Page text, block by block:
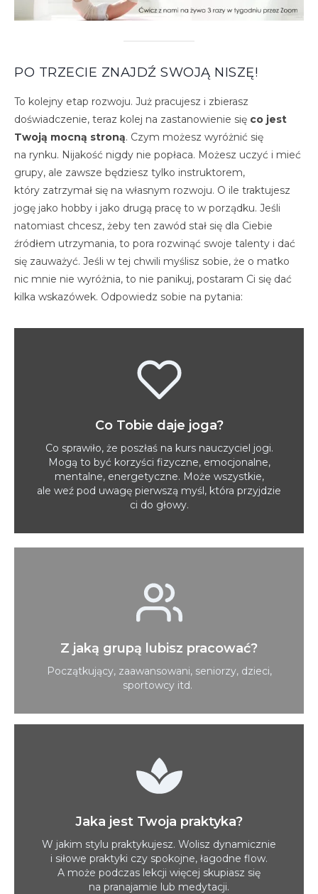
PO TRZECIE ZNAJDŹ SWOJĄ NISZĘ!
To kolejny etap rozwoju. Już pracujesz i zbierasz
doświadczenie, teraz kolej na zastanowienie się co jest
Twoją mocną stroną. Czym możesz wyróżnić się
na rynku. Nijakość nigdy nie popłaca. Możesz uczyć i mieć
grupy, ale zawsze będziesz tylko instruktorem,
który zatrzymał się na własnym rozwoju. O ile traktujesz
jogę jako hobby i jako drugą pracę to w porządku. Jeśli
natomiast chcesz, żeby ten zawód stał się dla Ciebie
źródłem utrzymania, to pora rozwinąć swoje talenty i dać
się zauważyć. Jeśli w tej chwili myślisz sobie, że o matko
nic mnie nie wyróżnia, to nie panikuj, postaram Ci się dać
kilka wskazówek. Odpowiedz sobie na pytania:
Co Tobie daje joga?
Co sprawiło, że poszłaś na kurs nauczyciel jogi.
Mogą to być korzyści fizyczne, emocjonalne,
mentalne, energetyczne. Może wszystkie,
ale weź pod uwagę pierwszą myśl, która przyjdzie
ci do głowy.
Z jaką grupą lubisz pracować?
Początkujący, zaawansowani, seniorzy, dzieci,
sportowcy itd.
Jaka jest Twoja praktyka?
W jakim stylu praktykujesz. Wolisz dynamicznie
i siłowe praktyki czy spokojne, łagodne flow.
A może podczas lekcji więcej skupiasz się
na pranajamie lub medytacji.